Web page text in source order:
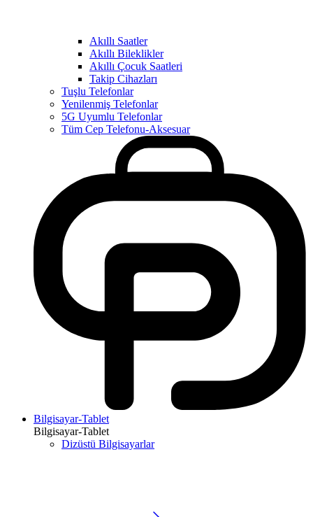
Akıllı Saatler
Akıllı Bileklikler
Akıllı Çocuk Saatleri
Takip Cihazları
Tuşlu Telefonlar
Yenilenmiş Telefonlar
5G Uyumlu Telefonlar
Tüm Cep Telefonu-Aksesuar
Bilgisayar-Tablet
Bilgisayar-Tablet
Dizüstü Bilgisayarlar